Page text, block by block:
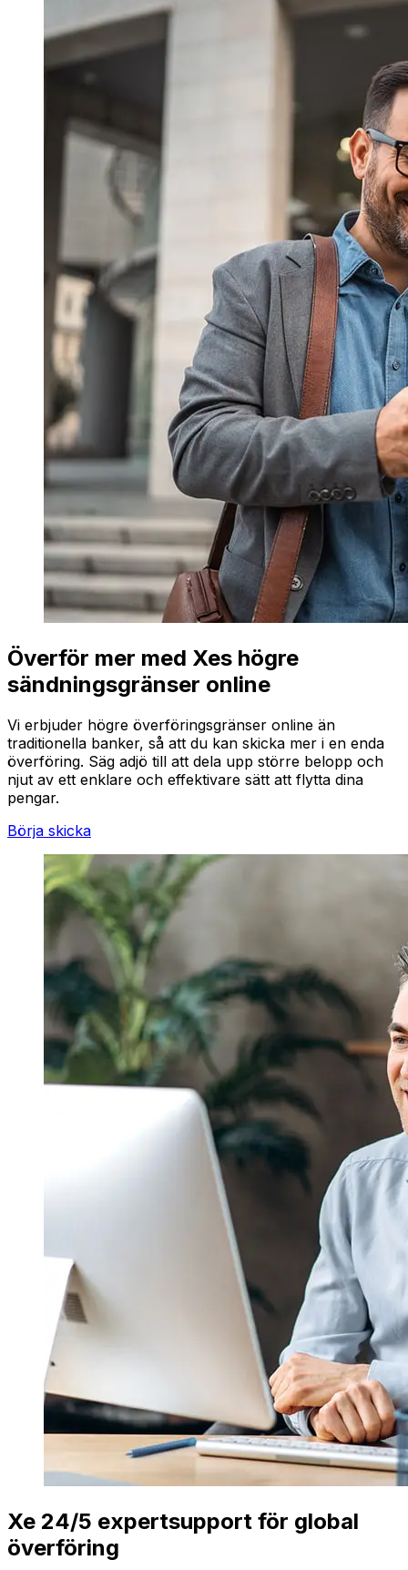
Överför mer med Xes högre
sändningsgränser online
Vi erbjuder högre överföringsgränser online än
traditionella banker, så att du kan skicka mer i en enda
överföring. Säg adjö till att dela upp större belopp och
njut av ett enklare och effektivare sätt att flytta dina
pengar.
Börja skicka
Xe 24/5 expertsupport för global
överföring